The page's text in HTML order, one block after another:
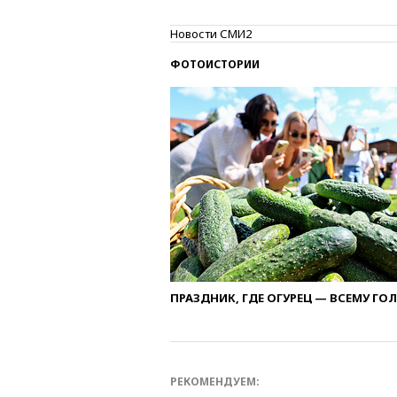
Новости СМИ2
ФОТОИСТОРИИ
ПРАЗДНИК, ГДЕ ОГУРЕЦ — ВСЕМУ
РЕКОМЕНДУЕМ: